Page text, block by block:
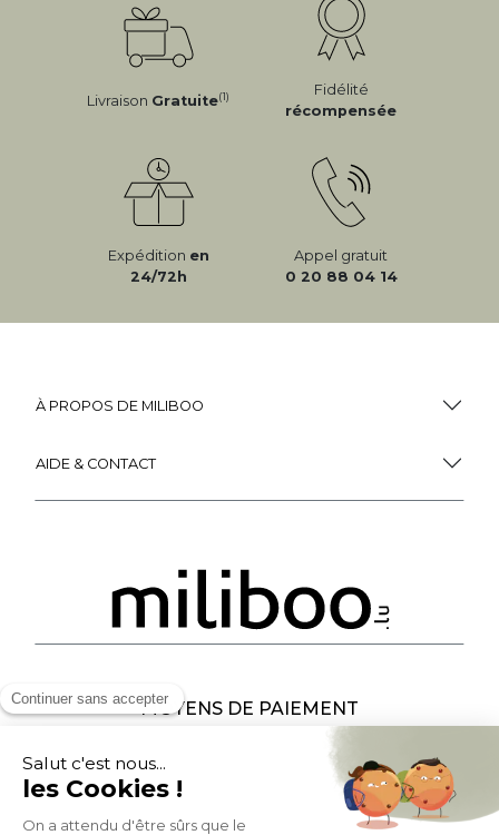
Livraison Gratuite(1)
Fidélité
récompensée
Expédition en
24/72h
Appel gratuit
0 20 88 04 14
À PROPOS DE MILIBOO
AIDE & CONTACT
MOYENS DE PAIEMENT